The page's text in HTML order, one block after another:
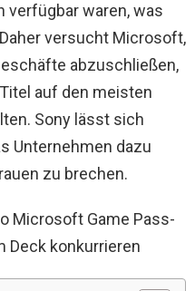
waren, was
versucht Microsoft,
abzuschließen,
auf den meisten
Sony lässt sich
Unternehmen dazu
zu brechen.
Microsoft Game Pass-
Deck konkurrieren